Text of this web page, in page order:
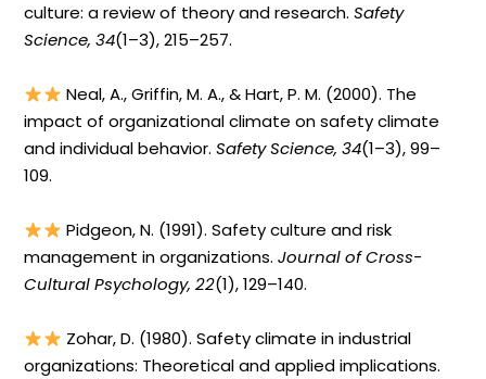
culture: a review of theory and research.Safety
Science, 34(1–3), 215–257.
Neal, A., Griffin, M. A., & Hart, P. M. (2000). The
impact of organizational climate on safety climate
and individual behavior.Safety Science, 34(1–3), 99–
109.
Pidgeon, N. (1991). Safety culture and risk
management in organizations.Journal of Cross-
Cultural Psychology, 22(1), 129–140.
Zohar, D. (1980). Safety climate in industrial
organizations: Theoretical and applied implications.